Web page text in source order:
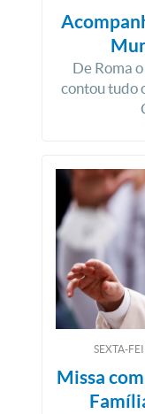
De Roma
contou tudo
SEXTA-
Missa